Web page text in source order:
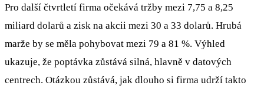
Pro další čtvrtletí firma očekává tržby mezi 7,75 a 8,25
miliard dolarů a zisk na akcii mezi 30 a 33 dolarů. Hrubá
marže by se měla pohybovat mezi 79 a 81 %. Výhled
ukazuje, že poptávka zůstává silná, hlavně v datových
centrech. Otázkou zůstává, jak dlouho si firma udrží takto